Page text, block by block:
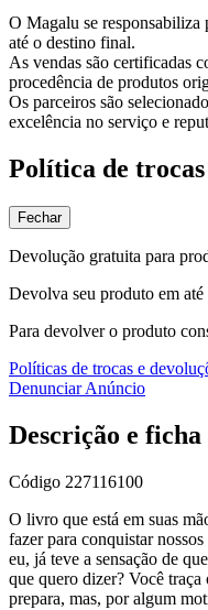
O Magalu se responsabiliza
até o destino final.
As vendas são certificadas
procedência de produtos
Os parceiros são
excelência no serviço e
Política de trocas
Fechar
Devolução gratuita para
Devolva seu produto em
Para devolver o produto
Políticas de trocas e
Denunciar Anúncio
Descrição e ficha
Código 227116100
O livro que está em suas
fazer para conquistar
eu, já teve a sensação de
que quero dizer? Você
prepara, mas, por algum